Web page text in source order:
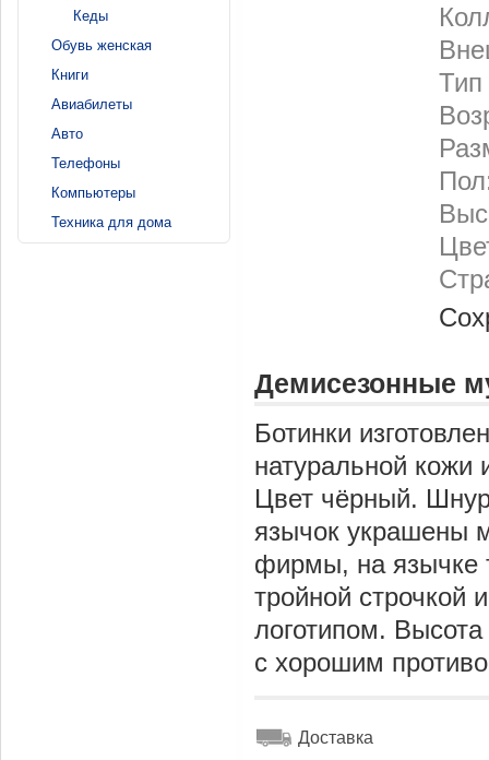
Тип
Демисезонные
Ботинки
натуральной кожи
Цвет чёрный.
язычок украшены
фирмы, на язычке
тройной строчкой
логотипом.
с хорошим
Доставка
Кеды
Обувь женская
Книги
Авиабилеты
Авто
Телефоны
Компьютеры
Техника для дома